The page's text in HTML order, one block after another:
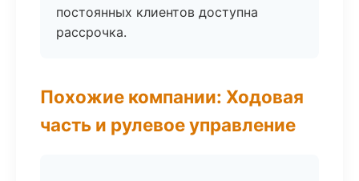
постоянных клиентов доступна
рассрочка.
Похожие компании: Ходовая
часть и рулевое управление